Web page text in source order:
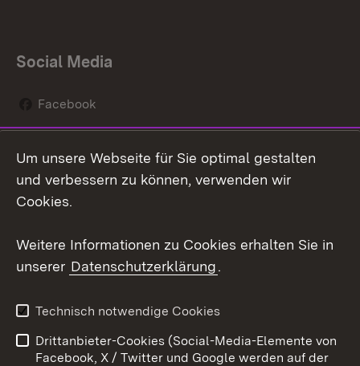
Social Media
Facebook
Social Wall
Youtube
Kontakt
Datenschutz
Barrierefreiheit
Impressum Cookies
Um unsere Webseite für Sie optimal gestalten
und verbessern zu können, verwenden wir
Cookies.
Weitere Informationen zu Cookies erhalten Sie in
unserer Datenschutzerklärung.
Technisch notwendige Cookies
Drittanbieter-Cookies (Social-Media-Elemente von
Facebook, X / Twitter und Google werden auf der